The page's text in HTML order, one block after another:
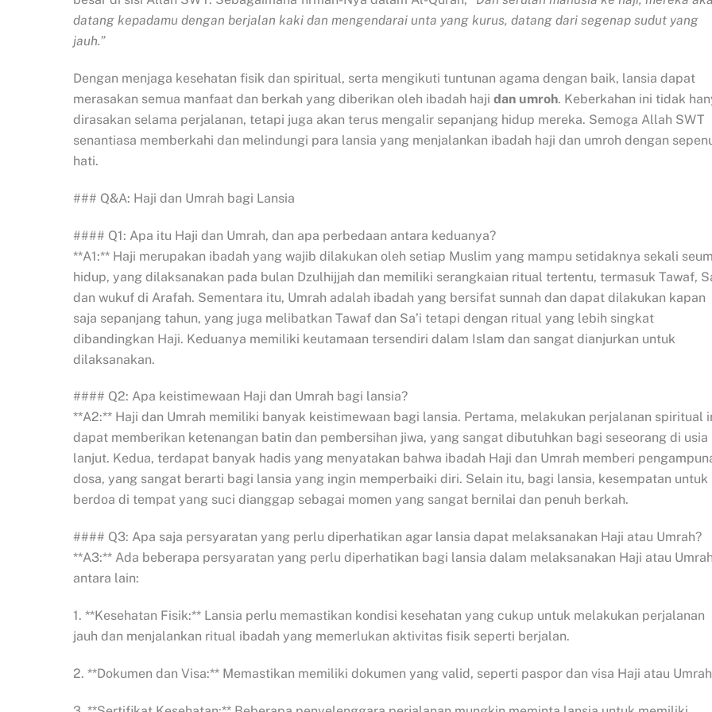
datang kepadamu dengan berjalan kaki dan mengendarai unta yang kurus, datang dari segenap sudut yang
jauh.”
Dengan menjaga kesehatan fisik dan spiritual, serta mengikuti tuntunan agama dengan baik, lansia dapat
merasakan semua manfaat dan berkah yang diberikan oleh ibadah haji dan umroh. Keberkahan ini tidak
dirasakan selama perjalanan, tetapi juga akan terus mengalir sepanjang hidup mereka. Semoga Allah SWT
senantiasa memberkahi dan melindungi para lansia yang menjalankan ibadah haji dan umroh dengan
hati.
### Q&A: Haji dan Umrah bagi Lansia
#### Q1: Apa itu Haji dan Umrah, dan apa perbedaan antara keduanya?
**A1:** Haji merupakan ibadah yang wajib dilakukan oleh setiap Muslim yang mampu setidaknya sekali
hidup, yang dilaksanakan pada bulan Dzulhijjah dan memiliki serangkaian ritual tertentu, termasuk Tawaf,
dan wukuf di Arafah. Sementara itu, Umrah adalah ibadah yang bersifat sunnah dan dapat dilakukan kapan
saja sepanjang tahun, yang juga melibatkan Tawaf dan Sa’i tetapi dengan ritual yang lebih singkat
dibandingkan Haji. Keduanya memiliki keutamaan tersendiri dalam Islam dan sangat dianjurkan untuk
dilaksanakan.
#### Q2: Apa keistimewaan Haji dan Umrah bagi lansia?
**A2:** Haji dan Umrah memiliki banyak keistimewaan bagi lansia. Pertama, melakukan perjalanan spiritual
dapat memberikan ketenangan batin dan pembersihan jiwa, yang sangat dibutuhkan bagi seseorang di usia
lanjut. Kedua, terdapat banyak hadis yang menyatakan bahwa ibadah Haji dan Umrah memberi
dosa, yang sangat berarti bagi lansia yang ingin memperbaiki diri. Selain itu, bagi lansia, kesempatan untuk
berdoa di tempat yang suci dianggap sebagai momen yang sangat bernilai dan penuh berkah.
#### Q3: Apa saja persyaratan yang perlu diperhatikan agar lansia dapat melaksanakan Haji atau Umrah?
**A3:** Ada beberapa persyaratan yang perlu diperhatikan bagi lansia dalam melaksanakan Haji atau
antara lain:
1. **Kesehatan Fisik:** Lansia perlu memastikan kondisi kesehatan yang cukup untuk melakukan perjalanan
jauh dan menjalankan ritual ibadah yang memerlukan aktivitas fisik seperti berjalan.
2. **Dokumen dan Visa:** Memastikan memiliki dokumen yang valid, seperti paspor dan visa Haji atau